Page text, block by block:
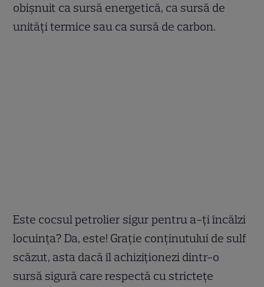
obișnuit ca sursă energetică, ca sursă de
unități termice sau ca sursă de carbon.
Este cocsul petrolier sigur pentru a-ți încălzi
locuința? Da, este! Grație conținutului de sulf
scăzut, asta dacă îl achiziționezi dintr-o
sursă sigură care respectă cu strictețe